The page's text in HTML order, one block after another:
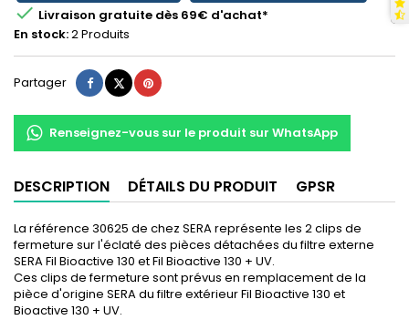
 Livraison gratuite dès 69€ d'achat*
En stock:2 Produits
Partager Partager
TweetPinterest
Renseignez-vous sur le produit sur WhatsApp
DESCRIPTION DÉTAILS DU PRODUIT GPSR
La référence 30625 de chez SERA représente les 2 clips de
fermeture sur l'éclaté des pièces détachées du filtre externe
SERA Fil Bioactive 130 et Fil Bioactive 130 + UV.
Ces clips de fermeture sont prévus en remplacement de la
pièce d'origine SERA du filtre extérieur Fil Bioactive 130 et
Bioactive 130 + UV.